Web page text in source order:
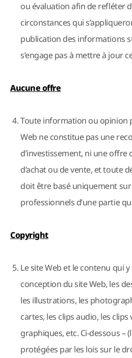
ou évaluation afin de refléter
circonstances qui
publication des informations
s’engage pas à mettre à jour
Aucune offre
Toute information ou opinion
Web ne constitue pas une
d’investissement, ni une offre
d’achat ou de vente, et toute
doit être basé uniquement sur
professionnels d’une partie
Copyright
Le site Web et le contenu qui
conception du site Web, les
les illustrations, les
cartes, les clips audio, les clips
graphiques, etc. Ci-dessous –
protégées par les lois sur le